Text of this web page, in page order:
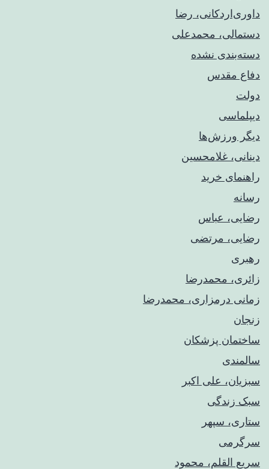
داوری‌اردکانی، رضا
دستمالی، محمدعلی
دسته‌بندی نشده
دفاع مقدس
دولت
دیپلماسی
دیگر ورزش‌ها
دینانی، غلامحسین
راهنمای خريد
رسانه
رضایی، عباس
رضایی، مرتضی
رهبری
زائری، محمدرضا
زمانی درمزاری، محمدرضا
زنجان
ساختمان پزشکان
سالمندی
سبزیان، علی اکبر
سبک زندگی
ستاری، سپهر
سرگرمی
سریع القلم، محمود